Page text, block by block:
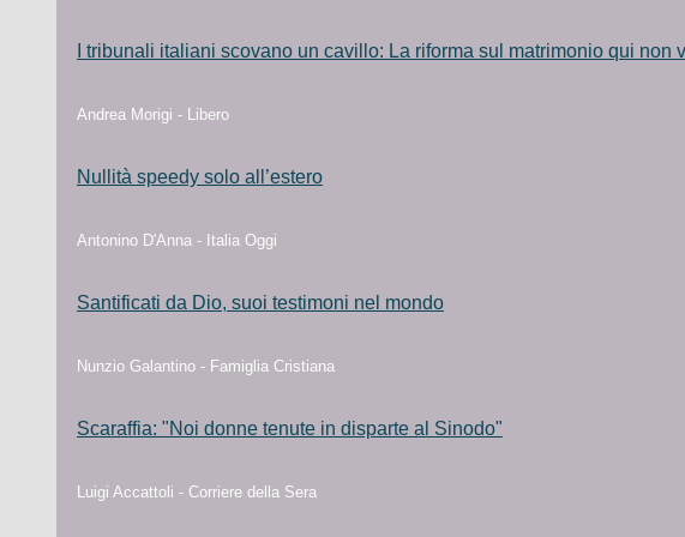
I tribunali italiani scovano un cavillo: La riforma sul matrimonio qui non
Andrea Morigi - Libero
Nullità speedy solo all’estero
Antonino D'Anna - Italia Oggi
Santificati da Dio, suoi testimoni nel mondo
Nunzio Galantino - Famiglia Cristiana
Scaraffia: "Noi donne tenute in disparte al Sinodo"
Luigi Accattoli - Corriere della Sera